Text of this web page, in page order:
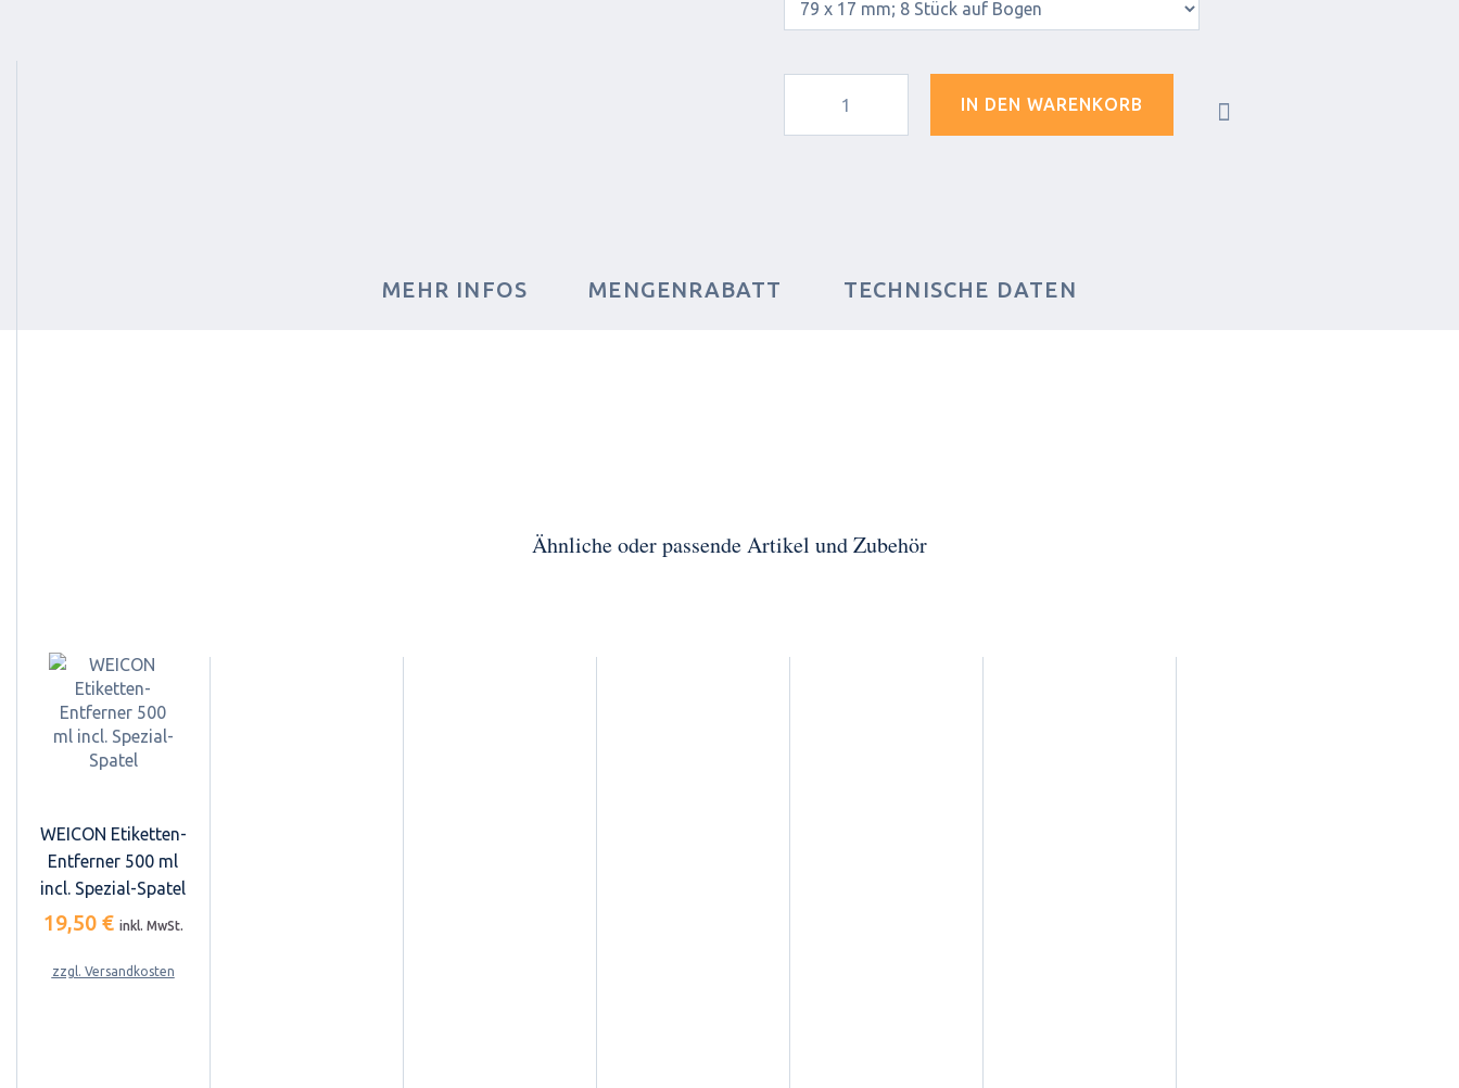
IN DEN WARENKORB
MEHR INFOS MENGENRABATT TECHNISCHE DATEN
Ähnliche oder passende Artikel und Zubehör
WEICON Etiketten-
Entferner 500 ml
incl. Spezial-Spatel
19,50 € inkl. MwSt.
zzgl. Versandkosten